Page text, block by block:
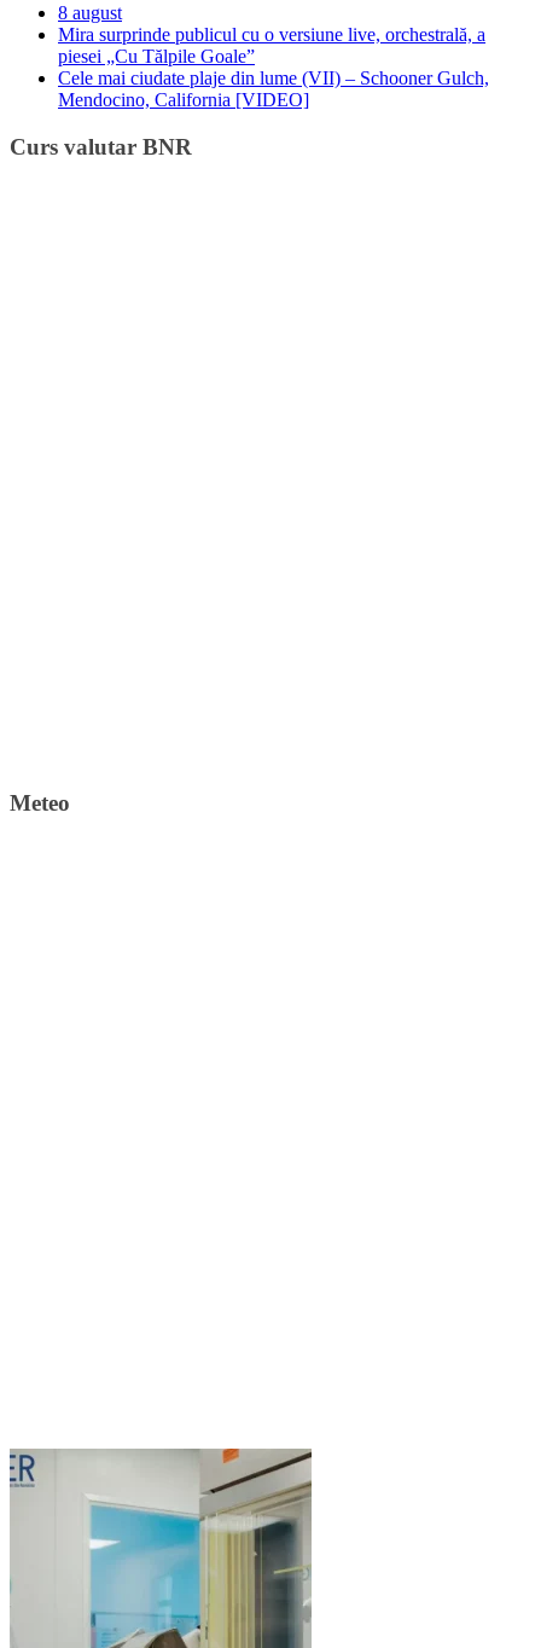
8 august
Mira surprinde publicul cu o versiune live, orchestrală, a
piesei „Cu Tălpile Goale”
Cele mai ciudate plaje din lume (VII) – Schooner Gulch,
Mendocino, California [VIDEO]
Curs valutar BNR
Meteo